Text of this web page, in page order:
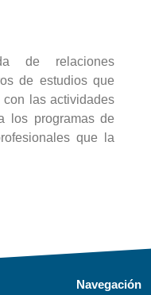
de relaciones
de estudios que
con las actividades
los programas de
que la
Navegación